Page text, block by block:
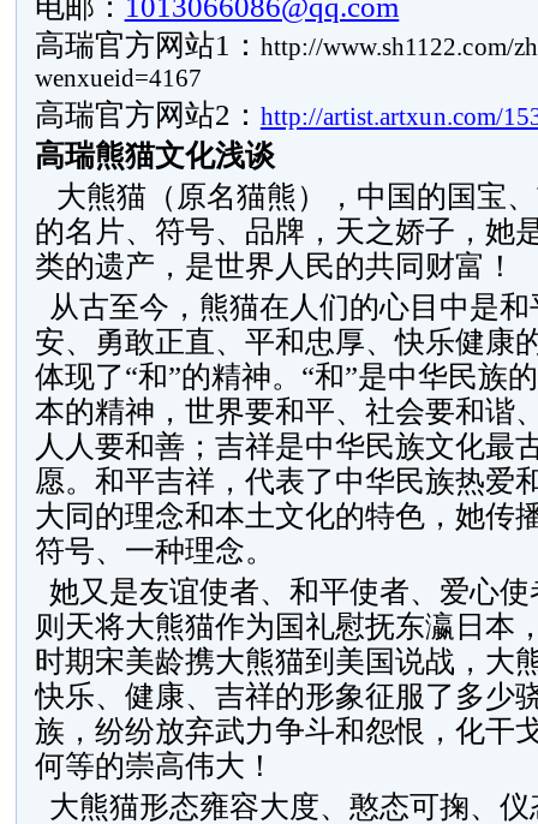
电邮： 1013066086@qq.com
高瑞官方网站1： http://www.sh1122.com/
wenxueid=4167
高瑞官方网站2： http://artist.artxun.com/
高瑞熊猫文化浅谈
大熊猫（原名猫熊），中国的国宝
的名片、符号、品牌，天之娇子，她
类的遗产，是世界人民的共同财富！
从古至今，熊猫在人们的心目中是
安、勇敢正直、平和忠厚、快乐健康
体现了“和”的精神。“和”是中华民族
本的精神，世界要和平、社会要和谐
人人要和善；吉祥是中华民族文化最
愿。和平吉祥，代表了中华民族热爱
大同的理念和本土文化的特色，她传
符号、一种理念。
她又是友谊使者、和平使者、爱心
则天将大熊猫作为国礼慰抚东瀛日本
时期宋美龄携大熊猫到美国说战，大
快乐、健康、吉祥的形象征服了多少
族，纷纷放弃武力争斗和怨恨，化干
何等的崇高伟大！
大熊猫形态雍容大度、憨态可掬、